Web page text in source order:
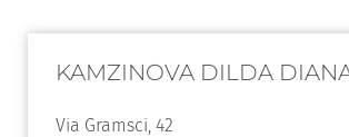
KAMZINOVA DILDA
Via Gramsci, 42